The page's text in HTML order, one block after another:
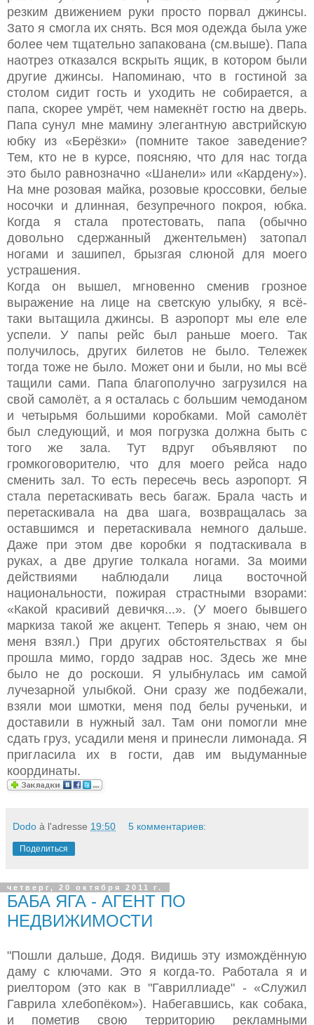
резким движением руки просто порвал джинсы.
Зато я смогла их снять. Вся моя одежда была уже
более чем тщательно запакована (см.выше). Папа
наотрез отказался вскрыть ящик, в котором были
другие джинсы. Напоминаю, что в гостиной за
столом сидит гость и уходить не собирается, а
папа, скорее умрёт, чем намекнёт гостю на дверь.
Папа сунул мне мамину элегантную австрийскую
юбку из «Берёзки» (помните такое заведение?
Тем, кто не в курсе, поясняю, что для нас тогда
это было равнозначно «Шанели» или «Кардену»).
На мне розовая майка, розовые кроссовки, белые
носочки и длинная, безупречного покроя, юбка.
Когда я стала протестовать, папа (обычно
довольно сдержанный джентельмен) затопал
ногами и зашипел, брызгая слюной для моего
устрашения.
Когда он вышел, мгновенно сменив грозное
выражение на лице на светскую улыбку, я всё-
таки вытащила джинсы. В аэропорт мы еле еле
успели. У папы рейс был раньше моего. Так
получилось, других билетов не было. Тележек
тогда тоже не было. Может они и были, но мы всё
тащили сами. Папа благополучно загрузился на
свой самолёт, а я осталась с большим чемоданом
и четырьмя большими коробками. Мой самолёт
был следующий, и моя погрузка должна быть с
того же зала. Тут вдруг объявляют по
громкоговорителю, что для моего рейса надо
сменить зал. То есть пересечь весь аэропорт. Я
стала перетаскивать весь багаж. Брала часть и
перетаскивала на два шага, возвращалась за
оставшимся и перетаскивала немного дальше.
Даже при этом две коробки я подтаскивала в
руках, а две другие толкала ногами. За моими
действиями наблюдали лица восточной
национальности, пожирая страстными взорами:
«Какой красивий девичкя...». (У моего бывшего
маркиза такой же акцент. Теперь я знаю, чем он
меня взял.) При других обстоятельствах я бы
прошла мимо, гордо задрав нос. Здесь же мне
было не до роскоши. Я улыбнулась им самой
лучезарной улыбкой. Они сразу же подбежали,
взяли мои шмотки, меня под белы рученьки, и
доставили в нужный зал. Там они помогли мне
сдать груз, усадили меня и принесли лимонада. Я
пригласила их в гости, дав им выдуманные
координаты.
Dodo à l'adresse 19:50 5 комментариев:
Поделиться
четверг, 20 октября 2011 г.
БАБА ЯГА - АГЕНТ ПО
НЕДВИЖИМОСТИ
"Пошли дальше, Додя. Видишь эту измождённую
даму с ключами. Это я когда-то. Работала я и
риелтором (это как в "Гавриллиаде" - «Служил
Гаврила хлебопёком»). Набегавшись, как собака,
и пометив свою территорию рекламными